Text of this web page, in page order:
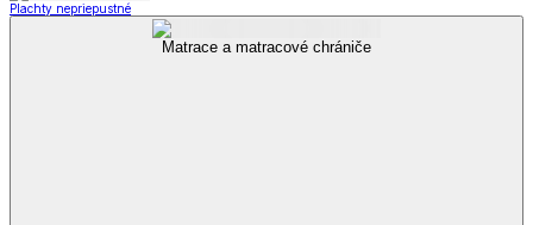
Plachty nepriepustné
Matrace a matracové chrániče